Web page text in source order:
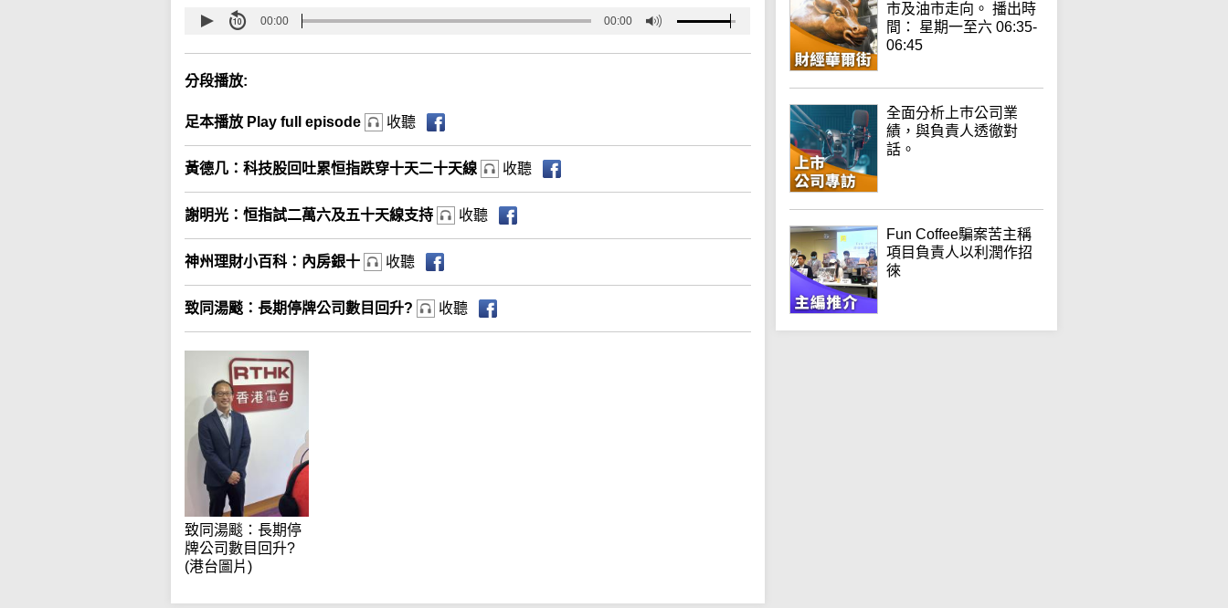
00:00 00:00
分段播放:
足本播放 Play full episode 收聽
黃德几：科技股回吐累恒指跌穿十天二十天線 收聽
謝明光：恒指試二萬六及五十天線支持 收聽
神州理財小百科：內房銀十 收聽
致同湯颷：長期停牌公司數目回升? 收聽
致同湯颷：長期停
牌公司數目回升?
(港台圖片)
市及油市走向。 播出時
間： 星期一至六 06:35-
06:45
全面分析上巿公司業
績，與負責人透徹對
話。
Fun Coffee騙案苦主稱
項目負責人以利潤作招
徠